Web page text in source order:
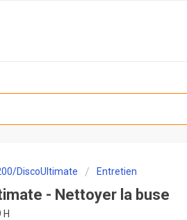
DiscoUltimate Entretien
- Nettoyer la buse